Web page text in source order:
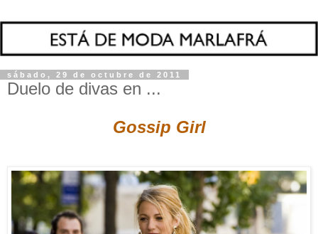
sábado, 29 de octubre de 2011
Duelo de divas en ...
Gossip Girl